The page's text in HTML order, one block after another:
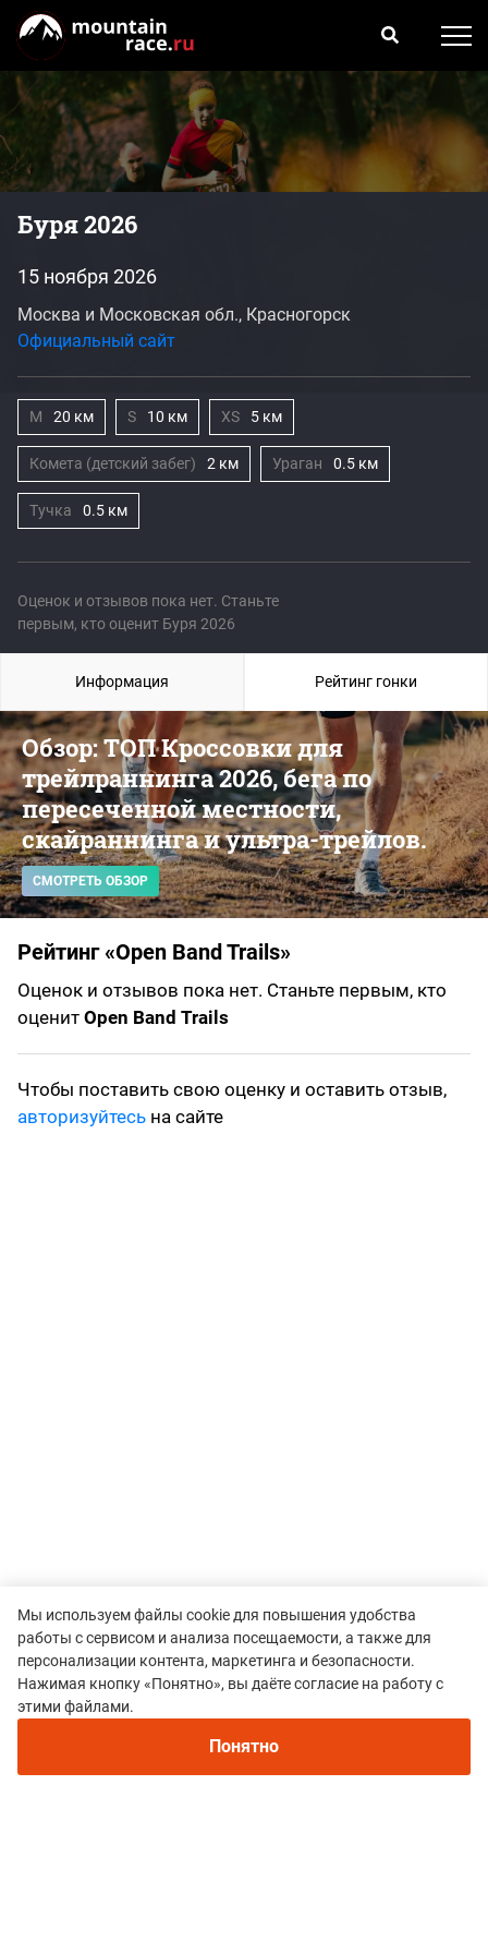
Буря 2026
Оценок и отзывов пока нет. Станьте
первым, кто оценит Буря 2026
15 ноября 2026
Москва и Московская обл., Красногорск
Официальный сайт
M 20 км S 10 км XS 5 км
Комета (детский забег) 2 км Ураган 0.5 км
Тучка 0.5 км
Обзор: ТОП Кроссовки для
трейлраннинга 2026, бега по
пересеченной местности,
скайраннинга и ультра-трейлов.
СМОТРЕТЬ ОБЗОР
Рейтинг «Open Band Trails»
Оценок и отзывов пока нет. Станьте первым, кто
оценит Open Band Trails
Чтобы поставить свою оценку и оставить отзыв,
авторизуйтесь на сайте
Информация Рейтинг гонки
Регистрация
Все гонки
Рекомендуем
Непромокаемые кроссовки для бега зимой и
трейлраннинга 2026. Для города и
Мы используем файлы cookie для повышения удобства
работы с сервисом и анализа посещаемости, а также для
персонализации контента, маркетинга и безопасности.
Нажимая кнопку «Понятно», вы даёте согласие на работу с
этими файлами.
Понятно